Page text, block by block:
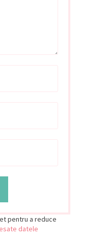
pentru a reduce
datele